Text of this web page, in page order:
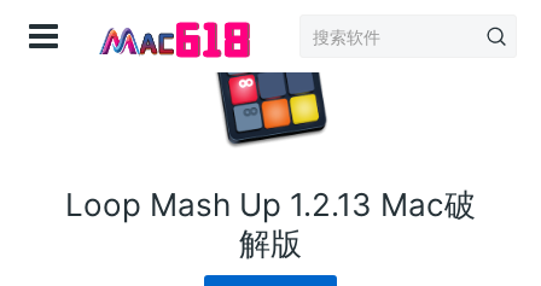
Loop Mash Up 1.2.13 Mac破
解版